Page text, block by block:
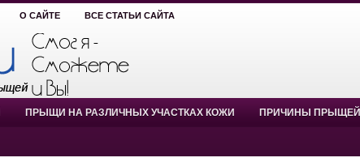
О САЙТЕ ВСЕ СТАТЬИ САЙТА
ПРЫЩИ НА РАЗЛИЧНЫХ УЧАСТКАХ КОЖИ ПРИЧИНЫ ПРЫЩЕЙ